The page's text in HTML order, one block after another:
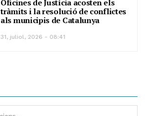
Oficines de Justícia acosten els
tràmits i la resolució de conflictes
als municipis de Catalunya
31, juliol, 2026 - 08:41